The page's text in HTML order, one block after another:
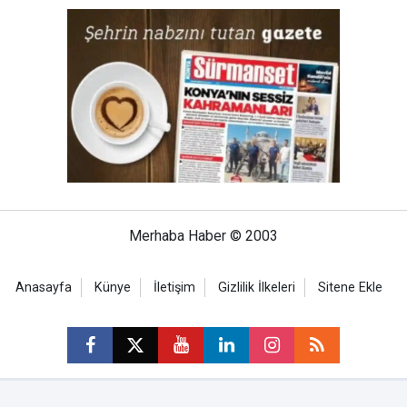
Merhaba Haber © 2003
Anasayfa Künye İletişim Gizlilik İlkeleri Sitene Ekle